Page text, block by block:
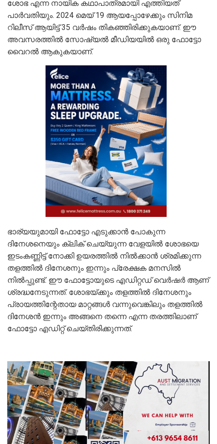
ശോഭ എന്ന നായിക കഥാപാത്രമായി എത്തിയത്
പാർവതിയും. 2024 മെയ് 19 ആയപ്പോഴേക്കും സിനിമ
റിലീസ് ആയിട്ട് 35 വർഷം തികഞ്ഞിരിക്കുകയാണ്. ഈ
അവസരത്തിൽ സോഷ്യൽ മീഡിയയിൽ ഒരു ഫോട്ടോ
വൈറൽ ആകുകയാണ്.
ഭാര്യയുമായി ഫോട്ടോ എടുക്കാൻ പോകുന്ന
ദിനേശനെയും ക്ലിക് ചെയ്യുന്ന വേളയിൽ ശോഭയെ
ഇടംകണ്ണിട്ട് നോക്കി ഉയരത്തിൽ നിൽക്കാൻ ശ്രമിക്കുന്ന
തളത്തിൽ ദിനേശനും ഇന്നും പ്രേക്ഷക മനസിൽ
നിൽപ്പുണ്ട്. ഈ ഫോട്ടോയുടെ എഡിറ്റഡ് വെർഷർ ആണ്
ശ്രദ്ധനേടുന്നത്. ശോഭയ്ക്കും തളത്തിൽ ദിനേശനും
പ്രായത്തിന്റേതായ മാറ്റങ്ങൾ വന്നുവെങ്കിലും തളത്തിൽ
ദിനേശൻ ഇന്നും അങ്ങനെ തന്നെ എന്ന തരത്തിലാണ്
ഫോട്ടോ എഡിറ്റ് ചെയ്തിരിക്കുന്നത്.